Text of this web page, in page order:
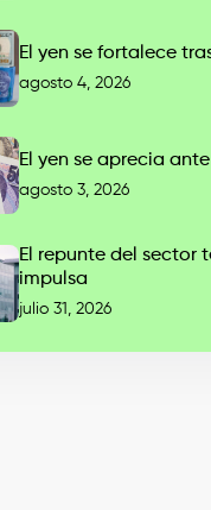
El yen se fortalece
agosto 4, 2026
El yen se aprecia
agosto 3, 2026
El repunte del sector
impulsa
julio 31, 2026